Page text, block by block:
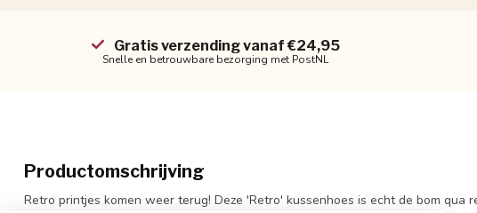
Gratis verzending vanaf €24,95
Snelle en betrouwbare bezorging met PostNL
Productomschrijving
Retro printjes komen weer terug! Deze 'Retro' kussenhoes is echt de bom qua